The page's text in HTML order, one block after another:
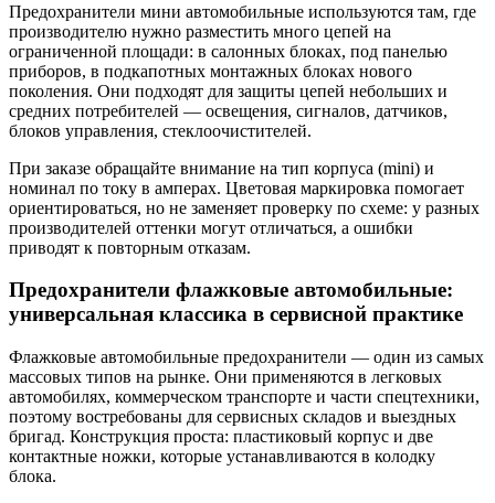
Предохранители мини автомобильные используются там, где
производителю нужно разместить много цепей на
ограниченной площади: в салонных блоках, под панелью
приборов, в подкапотных монтажных блоках нового
поколения. Они подходят для защиты цепей небольших и
средних потребителей — освещения, сигналов, датчиков,
блоков управления, стеклоочистителей.
При заказе обращайте внимание на тип корпуса (mini) и
номинал по току в амперах. Цветовая маркировка помогает
ориентироваться, но не заменяет проверку по схеме: у разных
производителей оттенки могут отличаться, а ошибки
приводят к повторным отказам.
Предохранители флажковые автомобильные:
универсальная классика в сервисной практике
Флажковые автомобильные предохранители — один из самых
массовых типов на рынке. Они применяются в легковых
автомобилях, коммерческом транспорте и части спецтехники,
поэтому востребованы для сервисных складов и выездных
бригад. Конструкция проста: пластиковый корпус и две
контактные ножки, которые устанавливаются в колодку
блока.